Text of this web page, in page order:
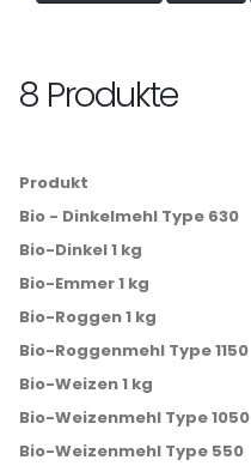
8 Produkte
Produkt
Bio - Dinkelmehl Type 630
Bio-Dinkel 1 kg
Bio-Emmer 1 kg
Bio-Roggen 1 kg
Bio-Roggenmehl Type 1150
Bio-Weizen 1 kg
Bio-Weizenmehl Type 1050
Bio-Weizenmehl Type 550